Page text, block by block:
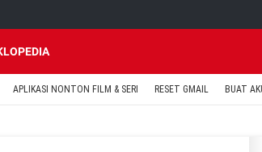
APLIKASI NONTON FILM & SERI RESET GMAIL BUAT